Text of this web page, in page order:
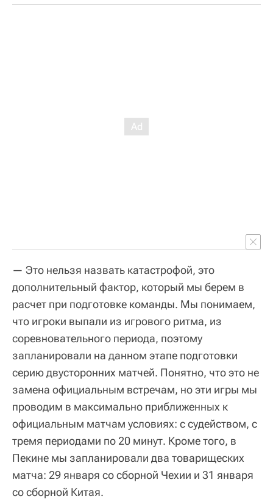
— Это нельзя назвать катастрофой, это
дополнительный фактор, который мы берем в
расчет при подготовке команды. Мы понимаем,
что игроки выпали из игрового ритма, из
соревновательного периода, поэтому
запланировали на данном этапе подготовки
серию двусторонних матчей. Понятно, что это не
замена официальным встречам, но эти игры мы
проводим в максимально приближенных к
официальным матчам условиях: с судейством, с
тремя периодами по 20 минут. Кроме того, в
Пекине мы запланировали два товарищеских
матча: 29 января со сборной Чехии и 31 января
со сборной Китая.